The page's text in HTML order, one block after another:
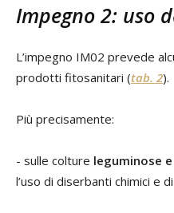
Impegno 2: uso
L’impegno IM02 prevede
prodotti fitosanitari (tab. 2).
Più precisamente:
- sulle colture leguminose
l’uso di diserbanti chimici e